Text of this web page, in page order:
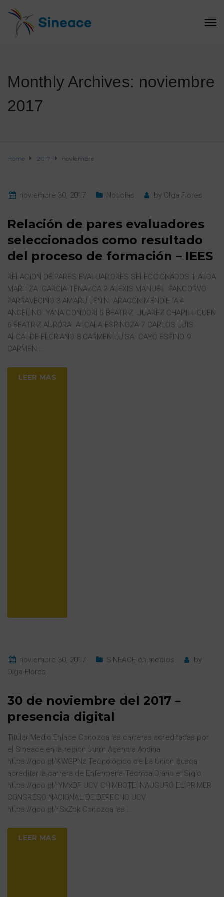
Monthly Archives: noviembre
2017
Home 2017 noviembre
noviembre 30, 2017 Noticias by Olga Flores
Relación de pares evaluadores
seleccionados como resultado
del proceso de formación – IEES
RELACION DE PARES EVALUADORES SELECCIONADOS 1 ALDA
MARITZA GARCIA TENAZOA 2 ALEXIS MANUEL PANCORVO
PARRAVECINO 3 AMARU LENIN ARAGON MENDIETA 4
ANGELINO YANA CONDORI 5 BEATRIZ JUAREZ CHAPILLIQUEN
6 BEATRIZ AURORA ALCALA ESPINOZA 7 CARLOS LUIS
ALCALDE FLORIANO 8 CARMEN LUISA CAYO ESPINO 9
CARMEN
LEER MAS
noviembre 30, 2017 SINEACE en medios
by
Olga Flores
30 de noviembre del 2017 –
presencia digital
Titular Medio Enlace Conozca las carreras acreditadas por
el Sineace en la región Junín Agencia Andina
https://goo.gl/KWGPNz Tecnológico de La Unión busca
acreditar la carrera de Enfermería Técnica Diario el Siglo
https://goo.gl/jYMxDF UCV CHIMBOTE INAUGURÓ EL PRIMER
CONGRESO NACIONAL DE DERECHO UCV
https://goo.gl/rSxZpk Conozca las
LEER MAS